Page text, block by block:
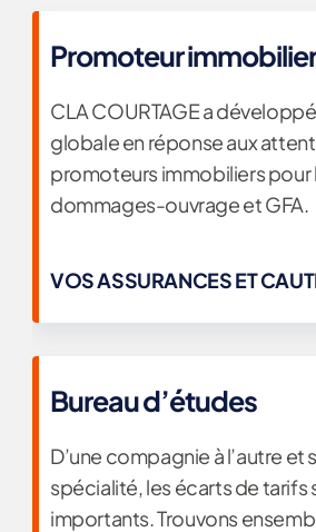
Promoteur immobilier
CLA COURTAGE a
globale en réponse aux
promoteurs immobiliers pour
dommages-ouvrage et GFA.
VOS ASSURANCES ET
Bureau d’études
D’une compagnie à l’autre et
spécialité, les écarts de tarifs
importants. Trouvons